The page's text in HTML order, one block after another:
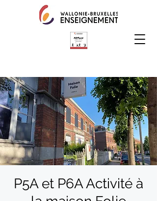
P5A et P6A Activité à